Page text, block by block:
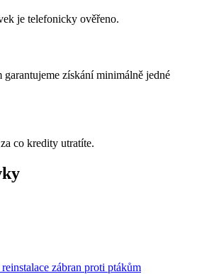
je telefonicky ověřeno.
garantujeme získání minimálně jedné
co kredity utratíte.
zábran proti ptákům